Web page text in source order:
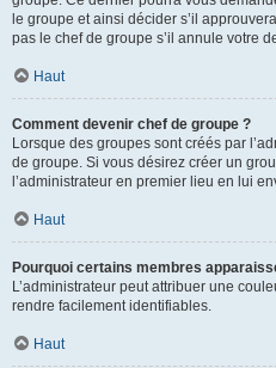
le groupe et ainsi décider s’il
pas le chef de groupe s’il annule votre
Haut
Comment devenir chef de groupe ?
Lorsque des groupes sont créés par
de groupe. Si vous désirez créer un
l’administrateur en premier lieu en lui
Haut
Pourquoi certains membres
L’administrateur peut attribuer une
rendre facilement identifiables.
Haut